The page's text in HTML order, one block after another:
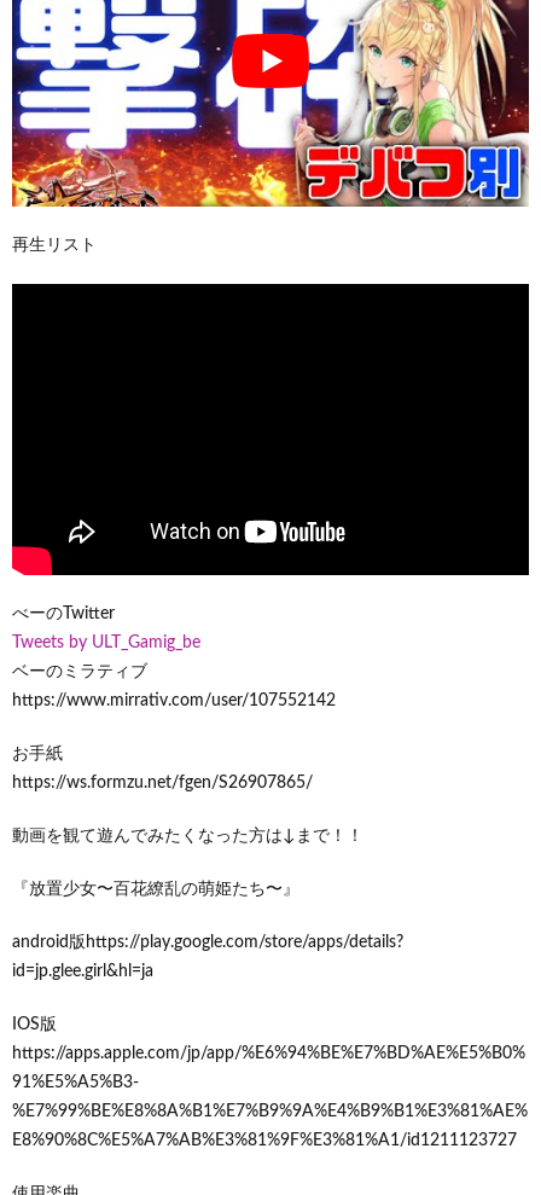
再生リスト
べーのTwitter
Tweets by ULT_Gamig_be
ベーのミラティブ
https://www.mirrativ.com/user/107552142
お手紙
https://ws.formzu.net/fgen/S26907865/
動画を観て遊んでみたくなった方は↓まで！！
『放置少女〜百花繚乱の萌姫たち〜』
android版https://play.google.com/store/apps/details?
id=jp.glee.girl&hl=ja
IOS版
https://apps.apple.com/jp/app/%E6%94%BE%E7%BD%AE%E5%B0%
91%E5%A5%B3-
%E7%99%BE%E8%8A%B1%E7%B9%9A%E4%B9%B1%E3%81%AE%
E8%90%8C%E5%A7%AB%E3%81%9F%E3%81%A1/id1211123727